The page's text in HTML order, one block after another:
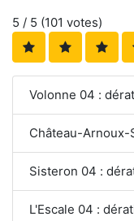
5 / 5 (101 votes)
Volonne 04 :
Château-Arnoux-
Sisteron 04 :
L'Escale 04 :